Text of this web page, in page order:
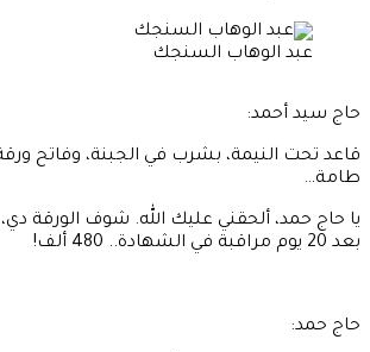
عبد الوهاب السنجك
حاج سيد أحمد:
قاعد تحت النيمة، بشرب في الجبنة، وفاتح
طامة…
يا حاج حمد، ألحقني عليك الله. شوف الورقة
بعد 20 يوم مراقبة في الشهادة.. 480 ألف!
حاج حمد: